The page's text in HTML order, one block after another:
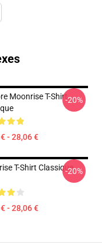
Moonrise T-Shirt
- 28,06 €
-20%
T-Shirt Classique
- 28,06 €
-20%